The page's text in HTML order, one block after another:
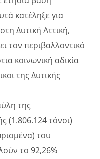
κατέληξε για
Δυτική Αττική,
τον περιβαλλοντικό
κοινωνική αδικία
της Δυτικής
της
(1.806.124 τόνοι)
του
το 92,26%